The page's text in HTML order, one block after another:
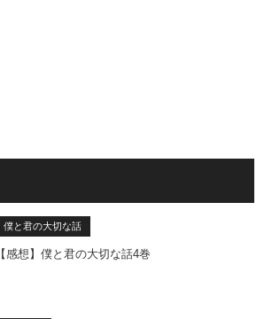
僕と君の大切な話
【感想】僕と君の大切な話4巻